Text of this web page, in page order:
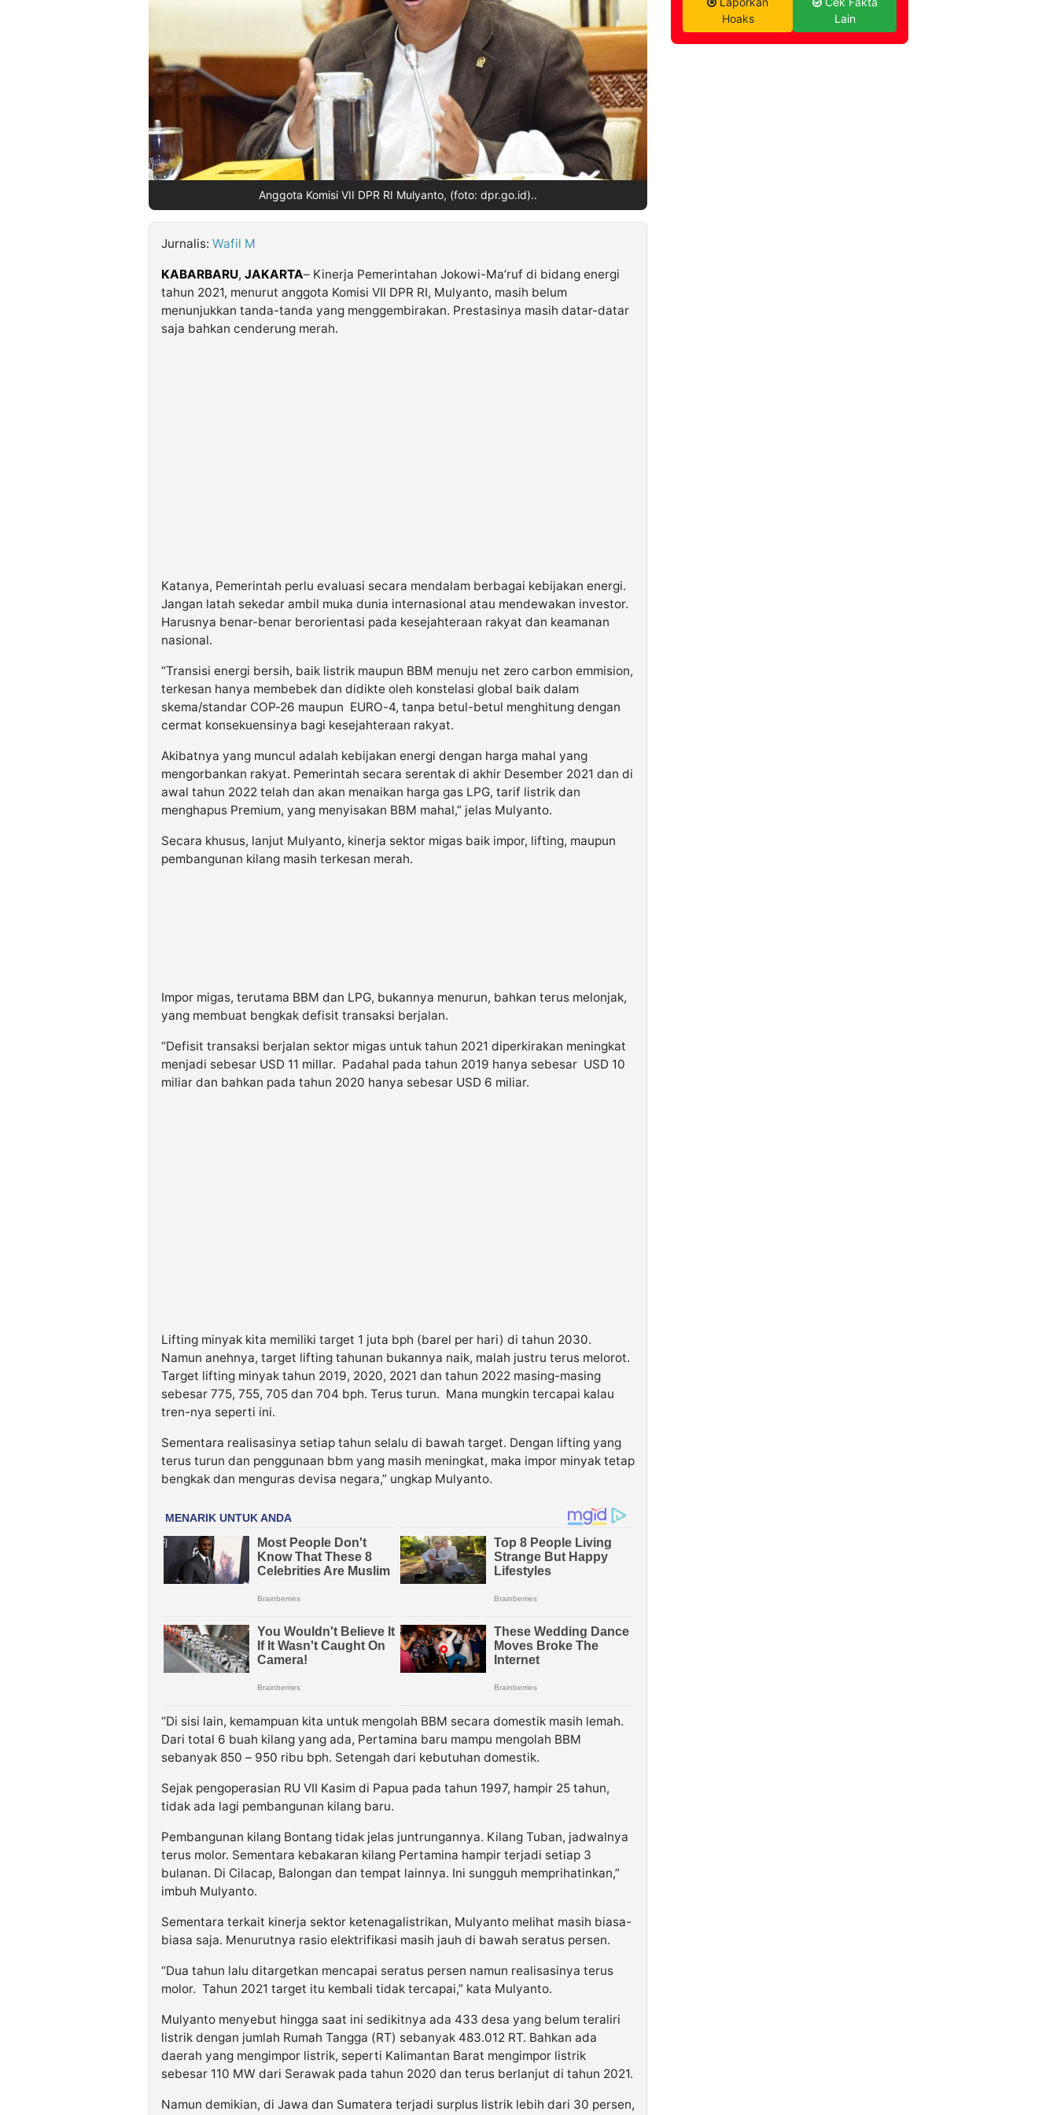
Anggota Komisi VII DPR RI Mulyanto, (foto: dpr.go.id)..
Jurnalis: Wafil M
KABARBARU, JAKARTA– Kinerja Pemerintahan Jokowi-Ma’ruf di bidang energi
tahun 2021, menurut anggota Komisi VII DPR RI, Mulyanto, masih belum
menunjukkan tanda-tanda yang menggembirakan. Prestasinya masih datar-datar
saja bahkan cenderung merah.
Katanya, Pemerintah perlu evaluasi secara mendalam berbagai kebijakan energi.
Jangan latah sekedar ambil muka dunia internasional atau mendewakan investor.
Harusnya benar-benar berorientasi pada kesejahteraan rakyat dan keamanan
nasional.
“Transisi energi bersih, baik listrik maupun BBM menuju net zero carbon emmision,
terkesan hanya membebek dan didikte oleh konstelasi global baik dalam
skema/standar COP-26 maupun EURO-4, tanpa betul-betul menghitung dengan
cermat konsekuensinya bagi kesejahteraan rakyat.
Akibatnya yang muncul adalah kebijakan energi dengan harga mahal yang
mengorbankan rakyat. Pemerintah secara serentak di akhir Desember 2021 dan di
awal tahun 2022 telah dan akan menaikan harga gas LPG, tarif listrik dan
menghapus Premium, yang menyisakan BBM mahal,” jelas Mulyanto.
Secara khusus, lanjut Mulyanto, kinerja sektor migas baik impor, lifting, maupun
pembangunan kilang masih terkesan merah.
Impor migas, terutama BBM dan LPG, bukannya menurun, bahkan terus melonjak,
yang membuat bengkak defisit transaksi berjalan.
“Defisit transaksi berjalan sektor migas untuk tahun 2021 diperkirakan meningkat
menjadi sebesar USD 11 milIar. Padahal pada tahun 2019 hanya sebesar USD 10
miliar dan bahkan pada tahun 2020 hanya sebesar USD 6 miliar.
Lifting minyak kita memiliki target 1 juta bph (barel per hari) di tahun 2030.
Namun anehnya, target lifting tahunan bukannya naik, malah justru terus melorot.
Target lifting minyak tahun 2019, 2020, 2021 dan tahun 2022 masing-masing
sebesar 775, 755, 705 dan 704 bph. Terus turun. Mana mungkin tercapai kalau
tren-nya seperti ini.
Sementara realisasinya setiap tahun selalu di bawah target. Dengan lifting yang
terus turun dan penggunaan bbm yang masih meningkat, maka impor minyak tetap
bengkak dan menguras devisa negara,” ungkap Mulyanto.
“Di sisi lain, kemampuan kita untuk mengolah BBM secara domestik masih lemah.
Dari total 6 buah kilang yang ada, Pertamina baru mampu mengolah BBM
sebanyak 850 – 950 ribu bph. Setengah dari kebutuhan domestik.
Sejak pengoperasian RU VII Kasim di Papua pada tahun 1997, hampir 25 tahun,
tidak ada lagi pembangunan kilang baru.
Pembangunan kilang Bontang tidak jelas juntrungannya. Kilang Tuban, jadwalnya
terus molor. Sementara kebakaran kilang Pertamina hampir terjadi setiap 3
bulanan. Di Cilacap, Balongan dan tempat lainnya. Ini sungguh memprihatinkan,”
imbuh Mulyanto.
Sementara terkait kinerja sektor ketenagalistrikan, Mulyanto melihat masih biasa-
biasa saja. Menurutnya rasio elektrifikasi masih jauh di bawah seratus persen.
“Dua tahun lalu ditargetkan mencapai seratus persen namun realisasinya terus
molor. Tahun 2021 target itu kembali tidak tercapai,” kata Mulyanto.
Mulyanto menyebut hingga saat ini sedikitnya ada 433 desa yang belum teraliri
listrik dengan jumlah Rumah Tangga (RT) sebanyak 483.012 RT. Bahkan ada
daerah yang mengimpor listrik, seperti Kalimantan Barat mengimpor listrik
sebesar 110 MW dari Serawak pada tahun 2020 dan terus berlanjut di tahun 2021.
Namun demikian, di Jawa dan Sumatera terjadi surplus listrik lebih dari 30 persen,
Hoaks
Lain